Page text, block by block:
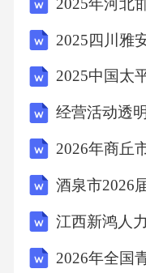
D.吸水速率13、
烧性能并调节燃
盐作为助燃剂。
是：
A.氯化钠
B.柠檬酸钾
经营活动透